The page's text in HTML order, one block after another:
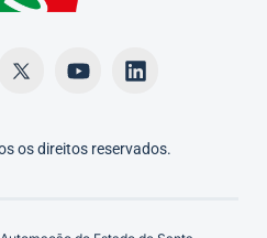
os direitos reservados.